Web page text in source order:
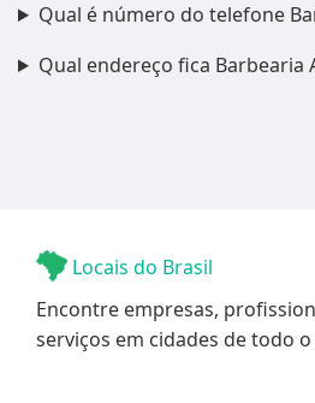
Qual é número do telefone
Qual endereço fica Barbearia
Locais do Brasil
Encontre empresas,
serviços em cidades de todo o